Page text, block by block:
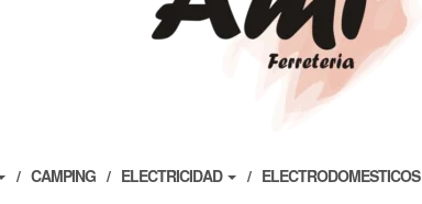
CAMPING ELECTRICIDAD ELECTRODOMESTICOS